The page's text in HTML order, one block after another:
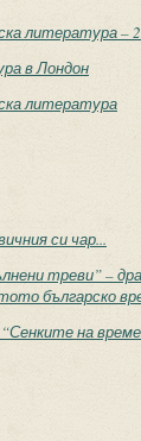
литература – 2
в Лондон
литература
си чар...
треви” –
българско
“Сенките на